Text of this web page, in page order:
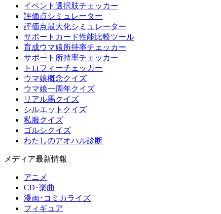
イベント選択肢チェッカー
評価点シミュレーター
評価点最大化シミュレーター
サポートカード性能比較ツール
育成ウマ娘所持率チェッカー
サポート所持率チェッカー
トロフィーチェッカー
ウマ娘概念クイズ
ウマ娘一周年クイズ
リアル馬クイズ
シルエットクイズ
私服クイズ
ゴルシクイズ
わたしのアオハル診断
メディア最新情報
アニメ
CD･楽曲
漫画･コミカライズ
フィギュア